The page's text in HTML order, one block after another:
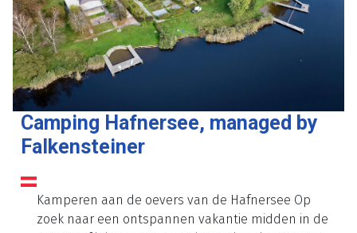
een mooi heuvelachtig gebied met fijne bossen en
gezellige dorpjes, waar je even pauzeert met een
kopje koffie.